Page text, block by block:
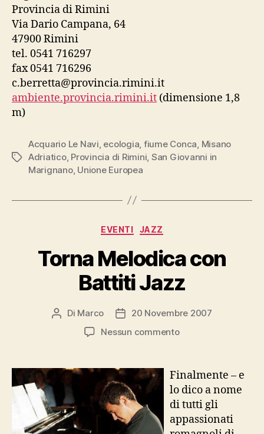
Provincia di Rimini
Via Dario Campana, 64
47900 Rimini
tel. 0541 716297
fax 0541 716296
c.berretta@provincia.rimini.it
ambiente.provincia.rimini.it (dimensione 1,8
m)
Tag
Acquario Le Navi ecologia fiume Conca Misano
Adriatico, Provincia di Rimini San Giovanni in
Marignano, Unione Europea
Categorie
EVENTI JAZZ
Torna Melodica con
Battiti Jazz
Autore
articolo
Di Marco
Data20 Novembre 2007
Nessun commentosu
con
Battiti
Jazz
Finalmente – e
lo dico a nome
di tutti gli
appassionati